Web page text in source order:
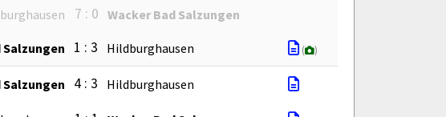
7 : 0 Wacker Bad Salzungen
Salzungen 1 : 3 Hildburghausen ( )
Salzungen 4 : 3 Hildburghausen